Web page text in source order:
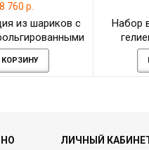
8 760 р.
из шариков с
КОРЗИНУ
Набор
ЛИЧНЫЙ